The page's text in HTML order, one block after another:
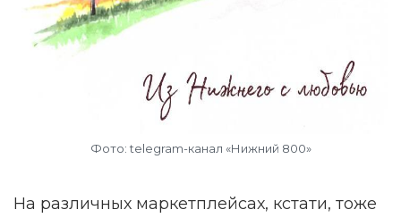
Фото: telegram-канал «Нижний 800»
На различных маркетплейсах, кстати, тоже